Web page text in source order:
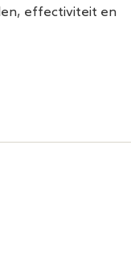
effectiviteit en